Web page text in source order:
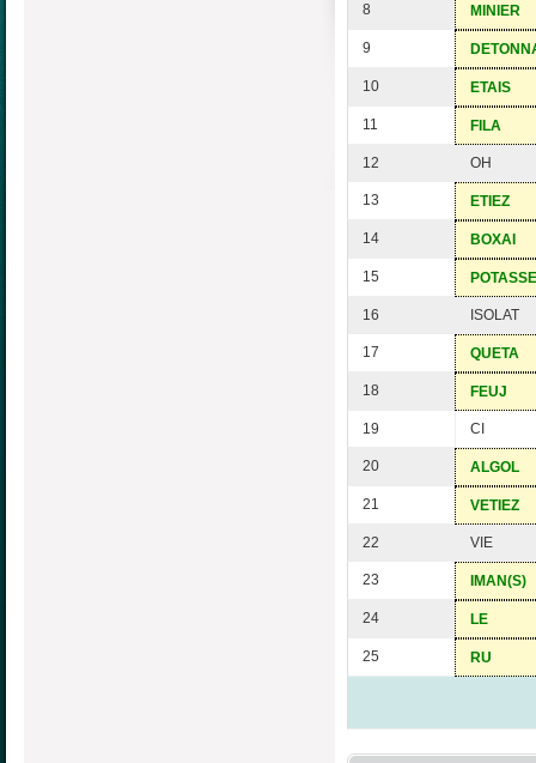
8 MINIER
9
10 ETAIS
11 FILA
12 OH
13 ETIEZ
14 BOXAI
15
16 ISOLAT
17 QUETA
18 FEUJ
19 CI
20 ALGOL
21 VETIEZ
22 VIE
23 IMAN(S)
24 LE
25 RU